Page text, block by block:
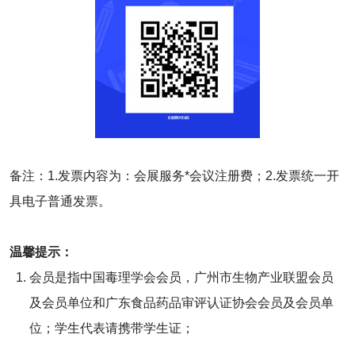
备注：1.发票内容为：会展服务*会议注册费；2.发票统一开
具电子普通发票。
温馨提示：
会员是指中国毒理学会会员，广州市生物产业联盟会员
及会员单位和广东食品药品审评认证协会会员及会员单
位；学生代表请携带学生证；